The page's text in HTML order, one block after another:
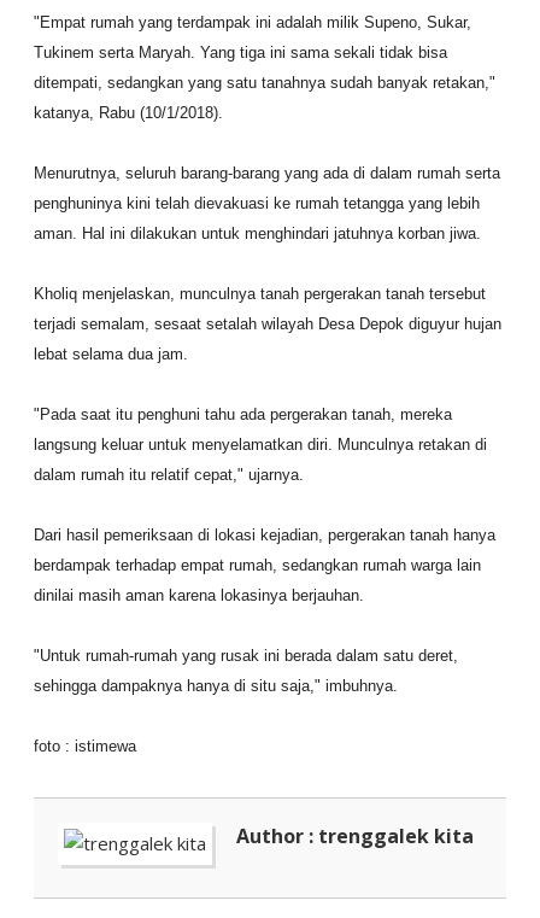
"Empat rumah yang terdampak ini adalah milik Supeno, Sukar,
Tukinem serta Maryah. Yang tiga ini sama sekali tidak bisa
ditempati, sedangkan yang satu tanahnya sudah banyak retakan,"
katanya, Rabu (10/1/2018).
Menurutnya, seluruh barang-barang yang ada di dalam rumah serta
penghuninya kini telah dievakuasi ke rumah tetangga yang lebih
aman. Hal ini dilakukan untuk menghindari jatuhnya korban jiwa.
Kholiq menjelaskan, munculnya tanah pergerakan tanah tersebut
terjadi semalam, sesaat setalah wilayah Desa Depok diguyur hujan
lebat selama dua jam.
"Pada saat itu penghuni tahu ada pergerakan tanah, mereka
langsung keluar untuk menyelamatkan diri. Munculnya retakan di
dalam rumah itu relatif cepat," ujarnya.
Dari hasil pemeriksaan di lokasi kejadian, pergerakan tanah hanya
berdampak terhadap empat rumah, sedangkan rumah warga lain
dinilai masih aman karena lokasinya berjauhan.
"Untuk rumah-rumah yang rusak ini berada dalam satu deret,
sehingga dampaknya hanya di situ saja," imbuhnya.
foto : istimewa
Author : trenggalek kita